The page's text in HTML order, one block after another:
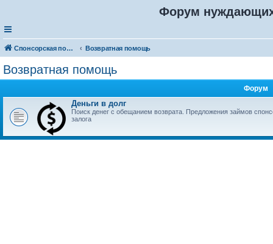
Форум
Спонсорская помощь. Разместите своё объявление в соответствующей рубрике Возвратная помощь
Возвратная помощь
Форум
Деньги в долг
Поиск денег с обещанием возврата. Предложения займов
залога